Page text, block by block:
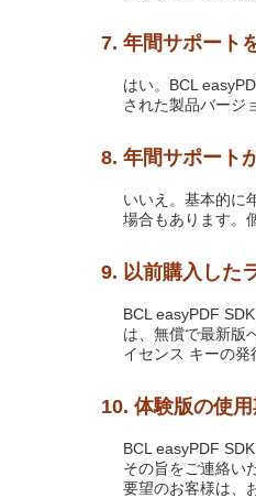
7. 年間サポート
はい。BCL
された製品バージ
8. 年間サポート
いいえ。基本的に
場合もあります。
9. 以前購入した
BCL easyPDF
は、無償で最新版
イセンス キーの発
10. 体験版の使
BCL easyPDF
その旨をご連絡い
要望のお客様は、